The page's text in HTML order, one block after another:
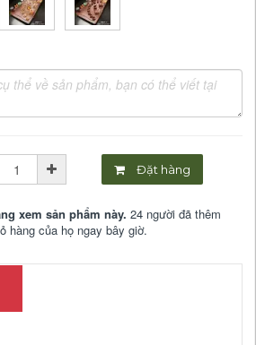
Đặt hàng
xem sản phẩm này. 24 người đã thêm
hàng của họ ngay bây giờ.